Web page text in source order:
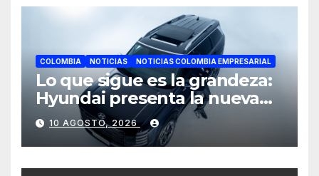
COLOMBIA NOTICIAS NOTICIAS COLOMBIA EMPRESARIAL
Lo que sigue es la grandeza:
Hyundai presenta la nueva
Palisade Híbrida junto al
álbum Big Band 2 de Andrés
Cepeda
10 AGOSTO, 2026